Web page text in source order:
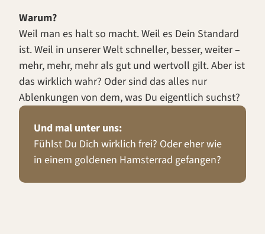
Warum?
Weil man es halt so macht. Weil es Dein Standard
ist. Weil in unserer Welt schneller, besser, weiter –
mehr, mehr, mehr als gut und wertvoll gilt. Aber ist
das wirklich wahr? Oder sind das alles nur
Ablenkungen von dem, was Du eigentlich suchst?
Und mal unter uns:
Fühlst Du Dich wirklich frei? Oder eher wie
in einem goldenen Hamsterrad gefangen?